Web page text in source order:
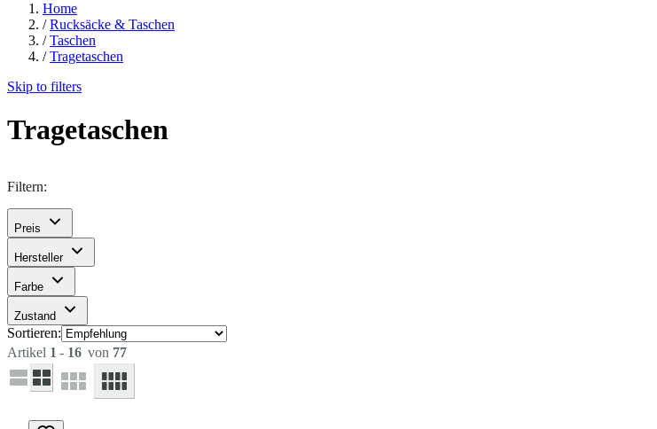
Home
/ Rucksäcke & Taschen
/ Taschen
/ Tragetaschen
Skip to filters
Tragetaschen
Filtern:
Preis
Hersteller
Farbe
Zustand
Sortieren:
Artikel 1 - 16 von 77